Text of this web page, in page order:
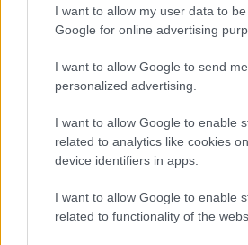
I want to allow my user data to
Google for online advertising
I want to allow Google to send me
personalized advertising.
I want to allow Google to enable
related to analytics like cookies
device identifiers in apps.
I want to allow Google to enable
related to functionality of the
10 najčastejších
skrytých chýb, ktoré
vás môžu nepríjemne
prekvapiť
DOM